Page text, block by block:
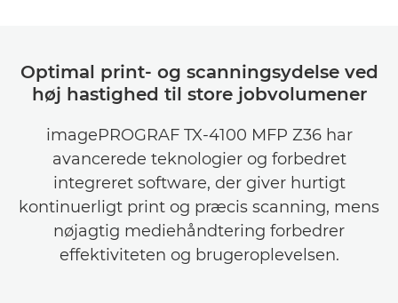
Optimal print- og scanningsydelse ved
høj hastighed til store jobvolumener
imagePROGRAF TX-4100 MFP Z36 har
avancerede teknologier og forbedret
integreret software, der giver hurtigt
kontinuerligt print og præcis scanning, mens
nøjagtig mediehåndtering forbedrer
effektiviteten og brugeroplevelsen.